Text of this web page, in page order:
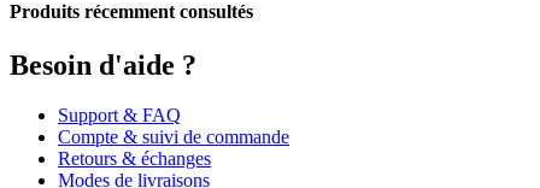
Produits récemment consultés
Besoin d'aide ?
Support & FAQ
Compte & suivi de commande
Retours & échanges
Modes de livraisons